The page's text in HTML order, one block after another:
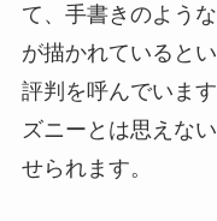
て、手書きのよう
が描かれていると
評判を呼んでいま
ズニーとは思えな
せられます。